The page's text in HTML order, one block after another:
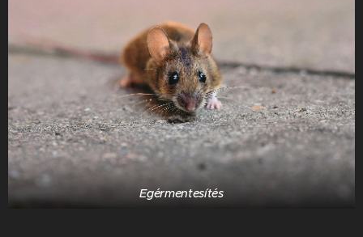
Egérmentesítés